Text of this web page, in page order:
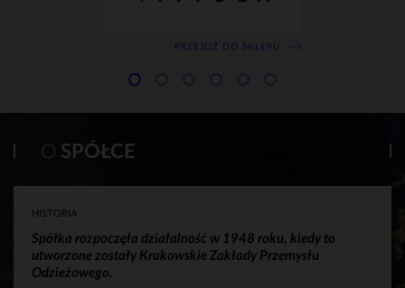
PRZEJDŹ DO SKLEPU
O SPÓŁCE
HISTORIA
Spółka rozpoczęła działalność w 1948 roku, kiedy to
utworzone zostały Krakowskie Zakłady Przemysłu
Odzieżowego.